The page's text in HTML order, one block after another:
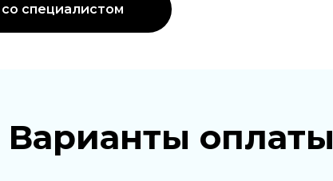
со специалистом
Варианты оплаты